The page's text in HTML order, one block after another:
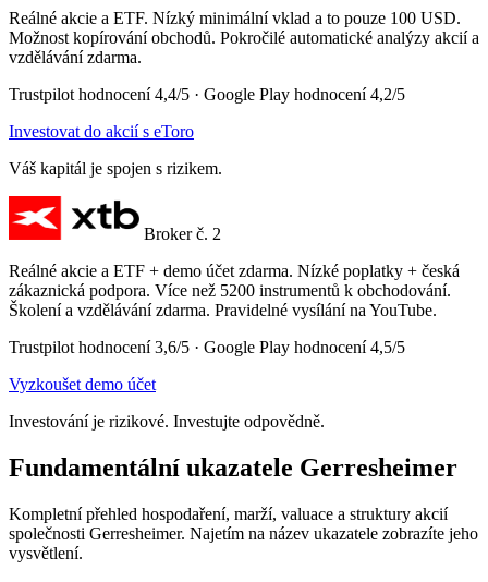
Reálné akcie a ETF. Nízký minimální vklad a to pouze 100 USD.
Možnost kopírování obchodů. Pokročilé automatické analýzy akcií a
vzdělávání zdarma.
Trustpilot hodnocení 4,4/5 · Google Play hodnocení 4,2/5
Investovat do akcií s eToro
Váš kapitál je spojen s rizikem.
Broker č. 2
Reálné akcie a ETF + demo účet zdarma. Nízké poplatky + česká
zákaznická podpora. Více než 5200 instrumentů k obchodování.
Školení a vzdělávání zdarma. Pravidelné vysílání na YouTube.
Trustpilot hodnocení 3,6/5 · Google Play hodnocení 4,5/5
Vyzkoušet demo účet
Investování je rizikové. Investujte odpovědně.
Fundamentální ukazatele Gerresheimer
Kompletní přehled hospodaření, marží, valuace a struktury akcií
společnosti Gerresheimer. Najetím na název ukazatele zobrazíte jeho
vysvětlení.